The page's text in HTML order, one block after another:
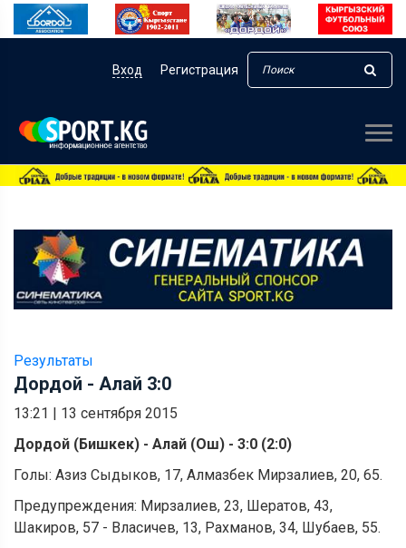
Вход Регистрация
Результаты
Дордой - Алай 3:0
13:21 | 13 сентября 2015
Дордой (Бишкек) - Алай (Ош) - 3:0 (2:0)
Голы: Азиз Сыдыков, 17, Алмазбек Мирзалиев, 20, 65.
Предупреждения: Мирзалиев, 23, Шератов, 43,
Шакиров, 57 - Власичев, 13, Рахманов, 34, Шубаев, 55.